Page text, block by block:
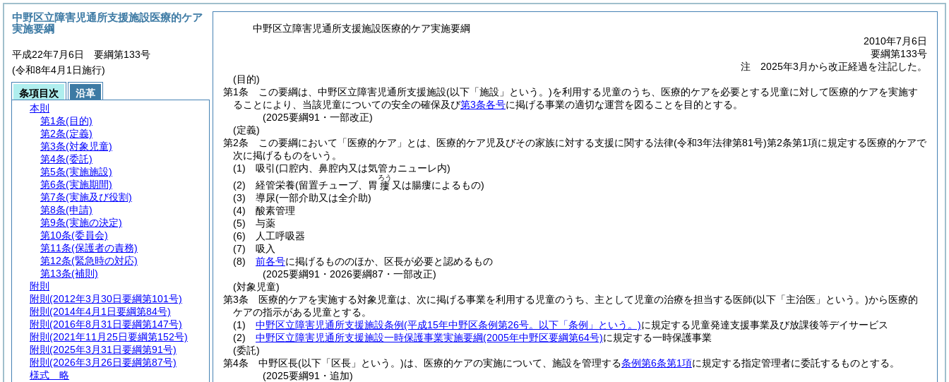
中野区立障害児通所支援施設医療的ケア実施要綱
2010年7月6日
要綱第133号
注 2025年3月から改正経過を注記した。
(目的)
第1条
この要綱は、中野区立障害児通所支援施設(以下「施設」という。)を利用する児童のうち、医療的ケアを必要とする児童に対して医療的ケアを実施す
ることにより、当該児童についての安全の確保及び第3条各号に掲げる事業の適切な運営を図ることを目的とする。
(2025要綱91・一部改正)
(定義)
第2条
この要綱において「医療的ケア」とは、医療的ケア児及びその家族に対する支援に関する法律(令和3年法律第81号)第2条第1項に規定する医療的ケアで
次に掲げるものをいう。
(1)
吸引 (口腔内、鼻腔内又は気管カニューレ内)
(2)
経管栄養(留置チューブ、胃 瘻
ろう
又は腸瘻によるもの)
(3)
導尿(一部介助又は全介助)
(4)
酸素管理
(5)
与薬
(6)
人工呼吸器
(7)
吸入
(8)
前各号に掲げるもののほか、区長が必要と認めるもの
(2025要綱91・2026要綱87・一部改正)
(対象児童)
第3条
医療的ケアを実施する対象児童は、次に掲げる事業を利用する児童のうち、主として児童の治療を担当する医師(以下「主治医」という。)から医療的
ケアの指示がある児童とする。
(1)
中野区立障害児通所支援施設条例(平成15年中野区条例第26号。以下「条例」という。)に規定する児童発達支援事業及び放課後等デイサービス
(2)
中野区立障害児通所支援施設一時保護事業実施要綱(2005年中野区要綱第64号)に規定する一時保護事業
(委託)
第4条
中野区長(以下「区長」という。)は、医療的ケアの実施について、施設を管理する条例第6条第1項に規定する指定管理者に委託するものとする。
(2025要綱91・追加)
中野区立障害児通所支援施設医療的ケア
実施要綱
平成22年7月6日 要綱第133号
(令和8年4月1日施行)
条項目次
沿革
本則
第1条(目的)
第2条(定義)
第3条(対象児童)
第4条(委託)
第5条(実施施設)
第6条(実施期間)
第7条(実施及び役割)
第8条(申請)
第9条(実施の決定)
第10条(委員会)
第11条(保護者の責務)
第12条(緊急時の対応)
第13条(補則)
附則
附則 (2012年3月30日要綱第101号)
附則 (2014年4月1日要綱第84号)
附則 (2016年8月31日要綱第147号)
附則 (2021年11月25日要綱第152号)
附則 (2025年3月31日要綱第91号)
附則 (2026年3月26日要綱第87号)
様式 略